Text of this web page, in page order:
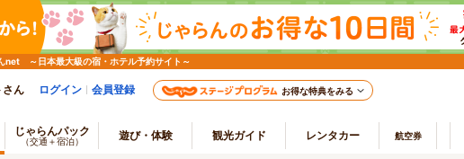
net ～日本最大級の宿・ホテル予約サイト～
さん ログイン 会員登録 お得な特典をみる
じゃらんパック
（交通＋宿泊） 遊び・体験 観光ガイド レンタカー 航空券